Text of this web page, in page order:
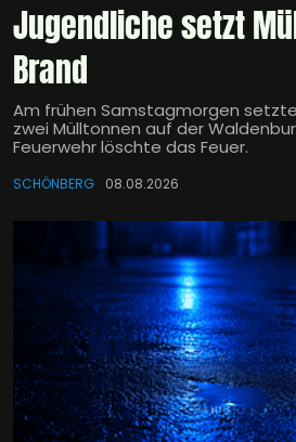
Jugendliche setzt
Brand
Am frühen Samstagmorgen
zwei Mülltonnen auf der
Feuerwehr löschte das Feuer.
SCHÖNBERG 08.08.2026